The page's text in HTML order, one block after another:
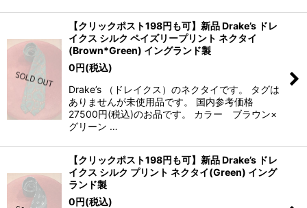
【クリックポスト198円も可】新品 Drake’s ドレ
イクス シルク ペイズリープリント ネクタイ
(Brown*Green) イングランド製
0円(税込)
Drake’s （ドレイクス）のネクタイです。 タグは
ありませんが未使用品です。 国内参考価格
27500円(税込)のお品です。 カラー ブラウン×
グリーン …
【クリックポスト198円も可】新品 Drake’s ドレ
イクス シルク プリント ネクタイ(Green) イング
ランド製
0円(税込)